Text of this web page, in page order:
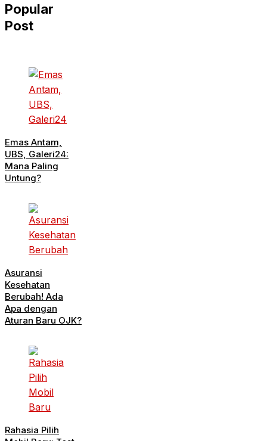
Popular
Post
Emas Antam,
UBS, Galeri24:
Mana Paling
Untung?
Asuransi
Kesehatan
Berubah! Ada
Apa dengan
Aturan Baru OJK?
Rahasia Pilih